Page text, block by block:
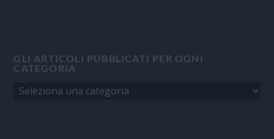
GLI ARTICOLI PUBBLICATI PER OGNI
CATEGORIA